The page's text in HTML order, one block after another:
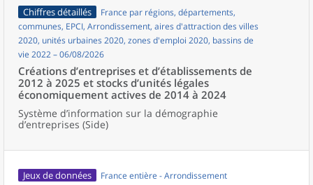
Chiffres détaillés
France par régions, départements,
communes, EPCI, Arrondissement, aires d'attraction des villes
2020, unités urbaines 2020, zones d'emploi 2020, bassins de
vie 2022 – 06/08/2026
Créations d’entreprises et d’établissements de
2012 à 2025 et stocks d’unités légales
économiquement actives de 2014 à 2024
Système d’information sur la démographie
d’entreprises (Side)
Jeux de données
France entière - Arrondissement